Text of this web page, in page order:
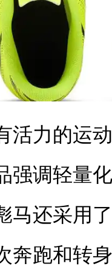
活力的运
强调轻量
马还采用
奔跑和转